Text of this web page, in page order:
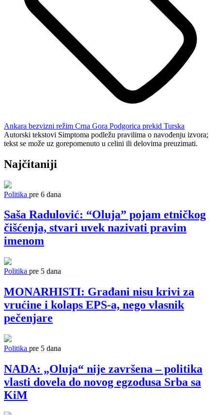
Ankara bezvizni režim Crna Gora Podgorica prekid Turska
Autorski tekstovi Simptoma podležu pravilima o navođenju izvora;
tekst se može uz gorepomenuto u celini ili delovima preuzimati.
Najčitaniji
Politika pre 6 dana
Saša Radulović: “Oluja” pojam etničkog
čišćenja, stvari uvek nazivati pravim
imenom
Politika pre 5 dana
MONARHISTI: Građani nisu krivi za
vrućine i kolaps EPS-a, nego vlasnik
pečenjare
Politika pre 5 dana
NADA: „Oluja“ nije završena – politika
vlasti dovela do novog egzodusa Srba sa
KiM